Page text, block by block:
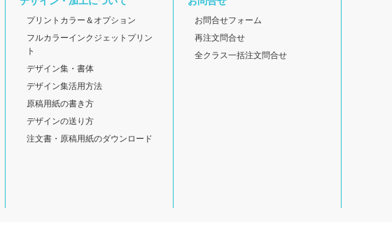
プリントカラー＆オプション
フルカラーインクジェットプリン
ト
デザイン集・書体
デザイン集活用方法
原稿用紙の書き方
デザインの送り方
注文書・原稿用紙のダウンロード
お問合せフォーム
再注文問合せ
全クラス一括注文問合せ